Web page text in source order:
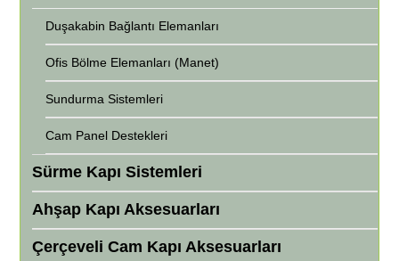
Duşakabin Bağlantı Elemanları
Ofis Bölme Elemanları (Manet)
Sundurma Sistemleri
Cam Panel Destekleri
Sürme Kapı Sistemleri
Ahşap Kapı Aksesuarları
Çerçeveli Cam Kapı Aksesuarları